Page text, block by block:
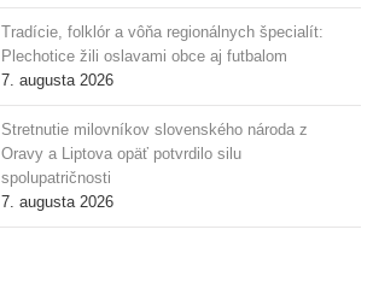
Tradície, folklór a vôňa regionálnych špecialít:
Plechotice žili oslavami obce aj futbalom
7. augusta 2026
Stretnutie milovníkov slovenského národa z
Oravy a Liptova opäť potvrdilo silu
spolupatričnosti
7. augusta 2026